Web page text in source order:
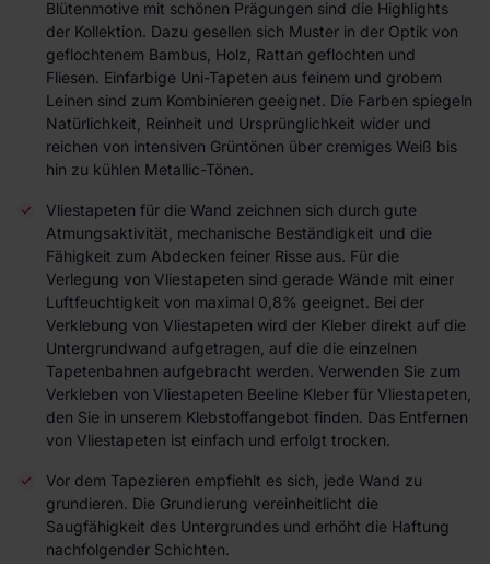
Blütenmotive mit schönen Prägungen sind die Highlights
der Kollektion. Dazu gesellen sich Muster in der Optik von
geflochtenem Bambus, Holz, Rattan geflochten und
Fliesen. Einfarbige Uni-Tapeten aus feinem und grobem
Leinen sind zum Kombinieren geeignet. Die Farben spiegeln
Natürlichkeit, Reinheit und Ursprünglichkeit wider und
reichen von intensiven Grüntönen über cremiges Weiß bis
hin zu kühlen Metallic-Tönen.
Vliestapeten für die Wand zeichnen sich durch gute
Atmungsaktivität, mechanische Beständigkeit und die
Fähigkeit zum Abdecken feiner Risse aus. Für die
Verlegung von Vliestapeten sind gerade Wände mit einer
Luftfeuchtigkeit von maximal 0,8% geeignet. Bei der
Verklebung von Vliestapeten wird der Kleber direkt auf die
Untergrundwand aufgetragen, auf die die einzelnen
Tapetenbahnen aufgebracht werden. Verwenden Sie zum
Verkleben von Vliestapeten Beeline Kleber für Vliestapeten,
den Sie in unserem Klebstoffangebot finden. Das Entfernen
von Vliestapeten ist einfach und erfolgt trocken.
Vor dem Tapezieren empfiehlt es sich, jede Wand zu
grundieren. Die Grundierung vereinheitlicht die
Saugfähigkeit des Untergrundes und erhöht die Haftung
nachfolgender Schichten.